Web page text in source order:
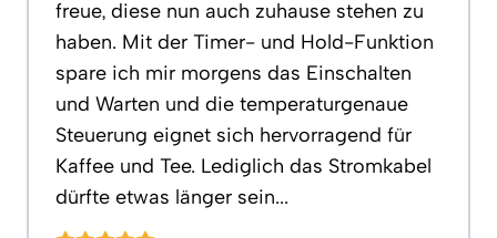
freue, diese nun auch zuhause stehen zu
haben. Mit der Timer- und Hold-Funktion
spare ich mir morgens das Einschalten
und Warten und die temperaturgenaue
Steuerung eignet sich hervorragend für
Kaffee und Tee. Lediglich das Stromkabel
dürfte etwas länger sein...